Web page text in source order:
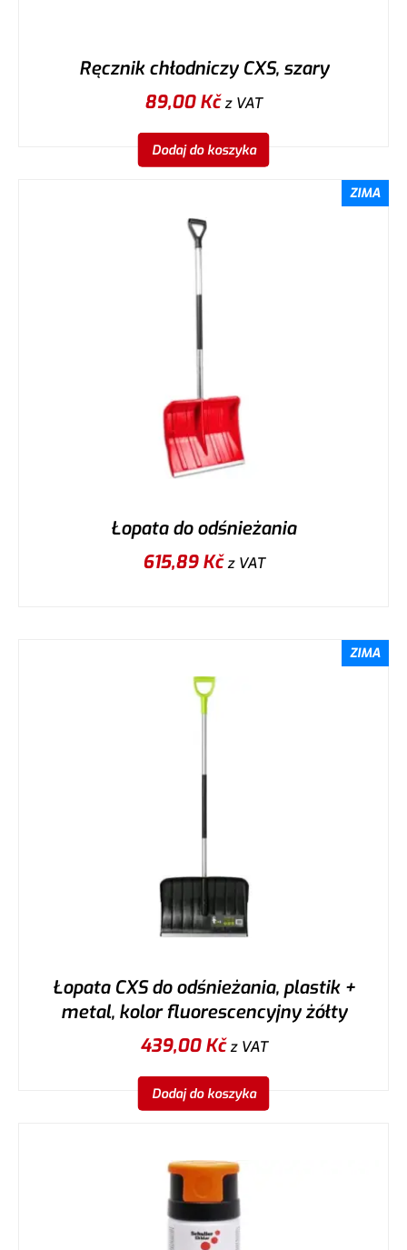
Ręcznik chłodniczy CXS, szary
89,00Kčz VAT
Dodaj do koszyka
ZIMA
Łopata do odśnieżania
615,89Kčz VAT
ZIMA
Łopata CXS do odśnieżania, plastik +
metal, kolor fluorescencyjny żółty
439,00Kčz VAT
Dodaj do koszyka